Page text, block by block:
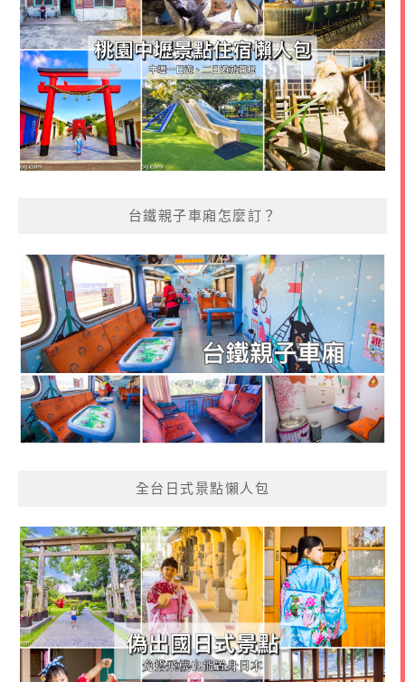
台鐵親子車廂怎麼訂？
全台日式景點懶人包